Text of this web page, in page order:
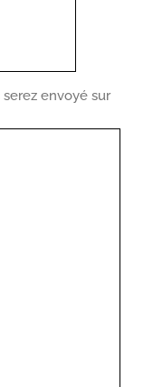
envoyé sur